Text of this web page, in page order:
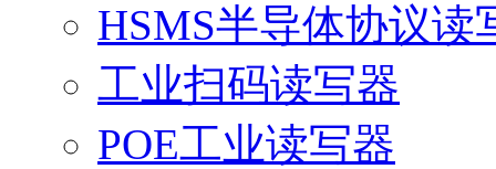
HSMS半导体协议读
工业扫码读写器
POE工业读写器